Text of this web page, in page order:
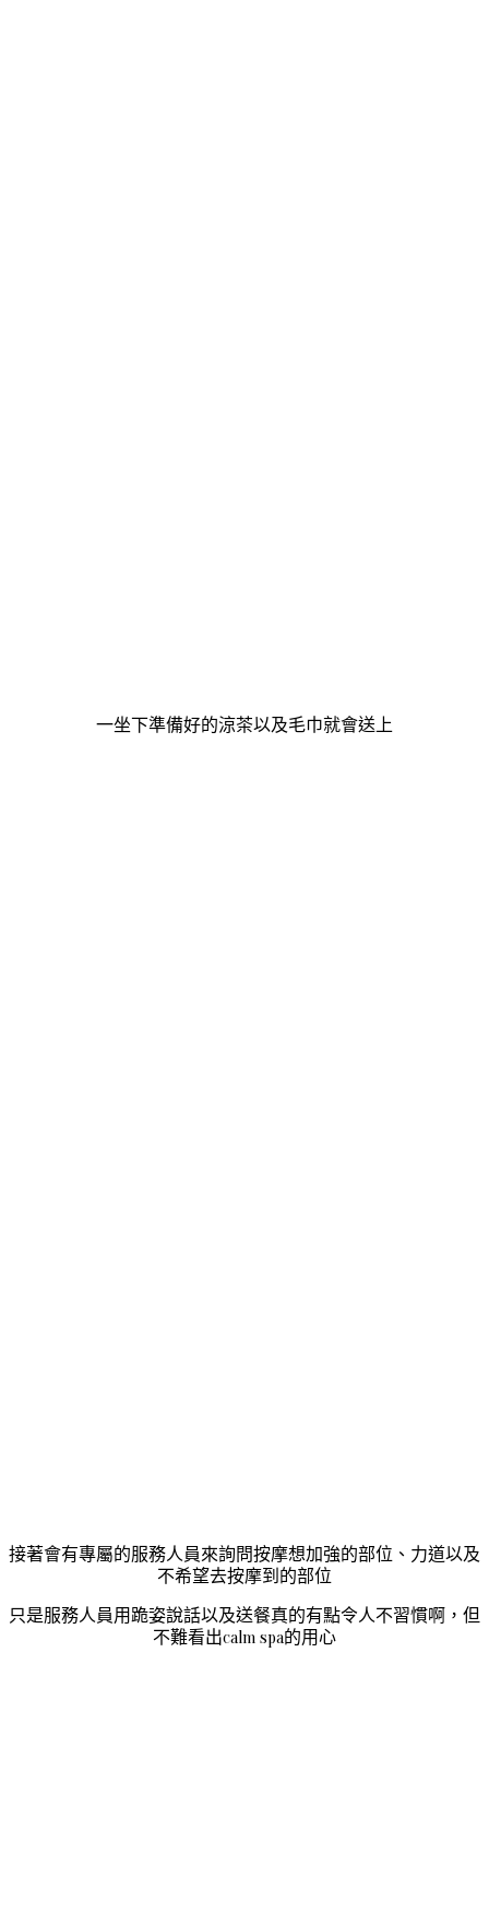
一坐下準備好的涼茶以及毛巾就會送上
接著會有專屬的服務人員來詢問按摩想加強的部位、力道以及
不希望去按摩到的部位
只是服務人員用跪姿說話以及送餐真的有點令人不習慣啊，但
不難看出calm spa的用心